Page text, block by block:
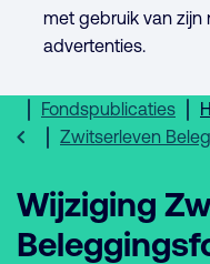
met gebruik van zijn
advertenties.
Fondspublicaties
Zwitserleven
Wijziging